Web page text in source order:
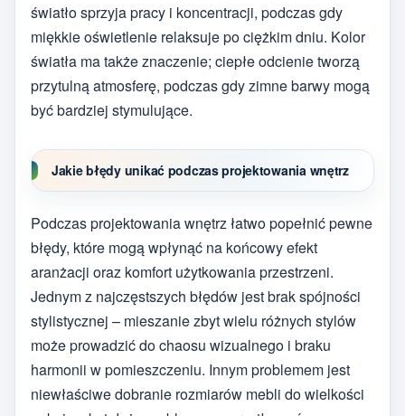
światło sprzyja pracy i koncentracji, podczas gdy
miękkie oświetlenie relaksuje po ciężkim dniu. Kolor
światła ma także znaczenie; ciepłe odcienie tworzą
przytulną atmosferę, podczas gdy zimne barwy mogą
być bardziej stymulujące.
Jakie błędy unikać podczas projektowania wnętrz
Podczas projektowania wnętrz łatwo popełnić pewne
błędy, które mogą wpłynąć na końcowy efekt
aranżacji oraz komfort użytkowania przestrzeni.
Jednym z najczęstszych błędów jest brak spójności
stylistycznej – mieszanie zbyt wielu różnych stylów
może prowadzić do chaosu wizualnego i braku
harmonii w pomieszczeniu. Innym problemem jest
niewłaściwe dobranie rozmiarów mebli do wielkości